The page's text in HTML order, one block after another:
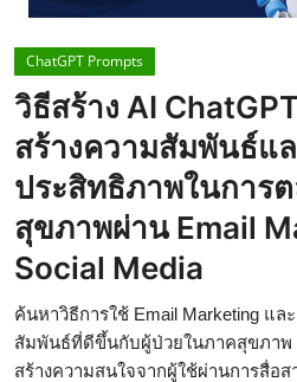
Contact
AI Tools
ChatGPT Prompts
ข่าว AI รอบโลก
ThaiGPT Builder
คอร์สเรียน ChatGPT
ChatGPT Prompts
วิธีสร้าง AI
สร้างความสัมพันธ์แ
ประสิทธิภาพในการ
สุขภาพผ่าน Email
Social Media
ค้นหาวิธีการใช้ Email Marketing แล
สัมพันธ์ที่ดีขึ้นกับผู้ป่วยในภาคสุขภาพ
สร้างความสนใจจากผู้ใช้ผ่านการสื่อ